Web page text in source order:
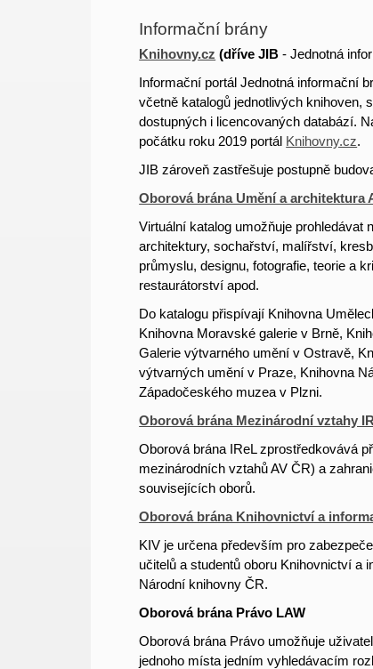
Informační brány
Knihovny.cz (dříveJIB - Jednotná
Informační portál Jednotná informační
včetně katalogů jednotlivých knihoven,
dostupných i licencovaných databází.
počátku roku 2019 portál Knihovny.cz.
JIB zároveň zastřešuje postupně
Oborová brána Umění a architektura
Virtuální katalog umožňuje prohledávat
architektury, sochařství, malířství,
průmyslu, designu, fotografie, teorie a
restaurátorství apod.
Do katalogu přispívají Knihovna
Knihovna Moravské galerie v Brně,
Galerie výtvarného umění v Ostravě,
výtvarných umění v Praze, Knihovna
Západočeského muzea v Plzni.
Oborová brána Mezinárodní vztahy
Oborová brána IReL zprostředkovává
mezinárodních vztahů AV ČR) a
souvisejících oborů.
Oborová brána Knihovnictví a
KIV je určena především pro
učitelů a studentů oboru Knihovnictví a
Národní knihovny ČR.
Oborová brána Právo LAW
Oborová brána Právo umožňuje
jednoho místa jedním vyhledávacím